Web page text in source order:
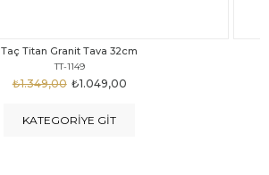
Taç Titan Granit Tava 30cm
TT-1148
₺999,00
₺1.875,00
KATEGORIYE GIT